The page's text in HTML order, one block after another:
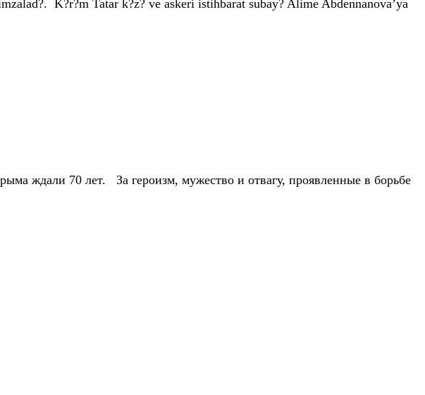
K?r?m Tatar k?z? ve askeri istihbarat subay? Alime Abdennanova’ya
ждали 70 лет. За героизм, мужество и отвагу, проявленные в борьбе